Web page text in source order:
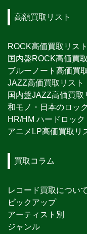
高額買取リスト
ROCK高価買取リスト
国内盤ROCK高価買
ブルーノート高価買
JAZZ高価買取リスト
国内盤JAZZ高価買取
和モノ・日本のロッ
HR/HM ハードロッ
アニメLP高価買取リ
買取コラム
レコード買取につい
ピックアップ
アーティスト別
ジャンル